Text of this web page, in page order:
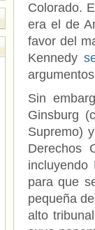
Colorado.
era el de
favor del
Kennedy
Sin
Ginsburg
Supremo)
Derechos
para que
pequeña
alto